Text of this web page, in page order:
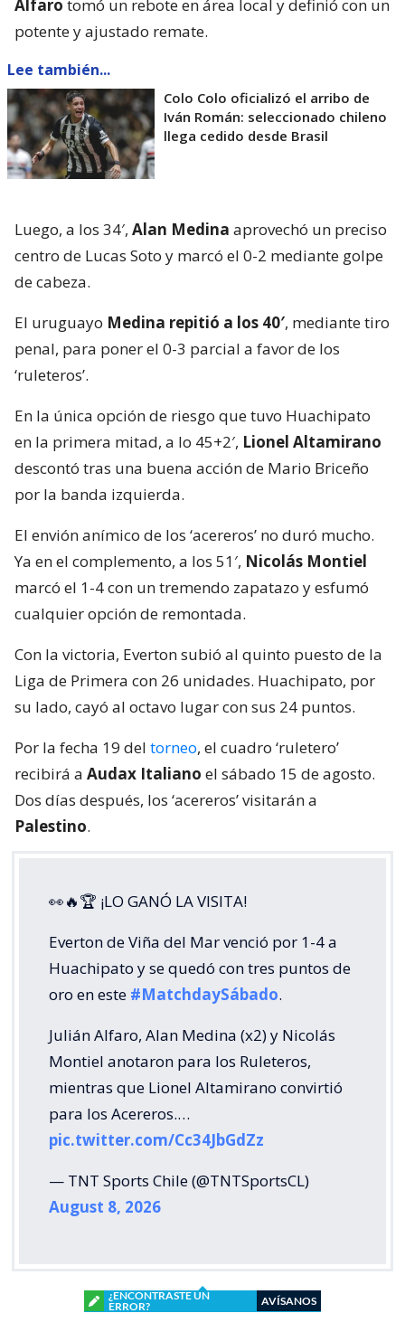
Alfaro tomó un rebote en área local y definió con un
potente y ajustado remate.
Lee también...
Colo Colo oficializó el arribo de
Iván Román: seleccionado chileno
llega cedido desde Brasil
Luego, a los 34′, Alan Medina aprovechó un preciso
centro de Lucas Soto y marcó el 0-2 mediante golpe
de cabeza.
El uruguayo Medina repitió a los 40′, mediante tiro
penal, para poner el 0-3 parcial a favor de los
‘ruleteros’.
En la única opción de riesgo que tuvo Huachipato
en la primera mitad, a lo 45+2′, Lionel Altamirano
descontó tras una buena acción de Mario Briceño
por la banda izquierda.
El envión anímico de los ‘acereros’ no duró mucho.
Ya en el complemento, a los 51′, Nicolás Montiel
marcó el 1-4 con un tremendo zapatazo y esfumó
cualquier opción de remontada.
Con la victoria, Everton subió al quinto puesto de la
Liga de Primera con 26 unidades. Huachipato, por
su lado, cayó al octavo lugar con sus 24 puntos.
Por la fecha 19 del torneo, el cuadro ‘ruletero’
recibirá a Audax Italiano el sábado 15 de agosto.
Dos días después, los ‘acereros’ visitarán a
Palestino.
👀🔥🏆 ¡LO GANÓ LA VISITA!
Everton de Viña del Mar venció por 1-4 a
Huachipato y se quedó con tres puntos de
oro en este #MatchdaySábado.
Julián Alfaro, Alan Medina (x2) y Nicolás
Montiel anotaron para los Ruleteros,
mientras que Lionel Altamirano convirtió
para los Acereros.…
pic.twitter.com/Cc34JbGdZz
— TNT Sports Chile (@TNTSportsCL)
August 8, 2026
¿ENCONTRASTE UN
ERROR?
AVÍSANOS